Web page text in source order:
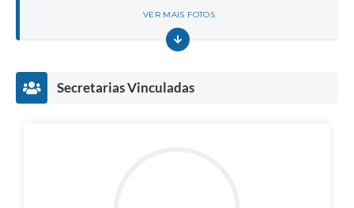
VER MAIS FOTOS
Secretarias Vinculadas